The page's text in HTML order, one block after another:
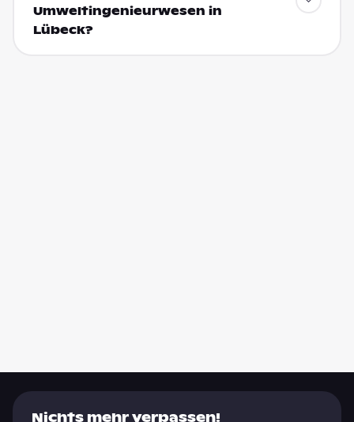
Umweltingenieurwesen in
Lübeck?
Nichts mehr verpassen!